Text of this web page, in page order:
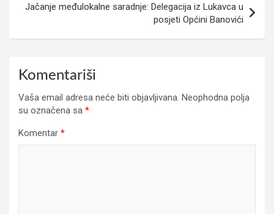
Jačanje međulokalne saradnje: Delegacija iz Lukavca u
posjeti Općini Banovići
Komentariši
Vaša email adresa neće biti objavljivana. Neophodna polja
su označena sa *
Komentar *